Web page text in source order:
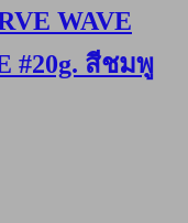
WAVE
#20g. สีชมพู